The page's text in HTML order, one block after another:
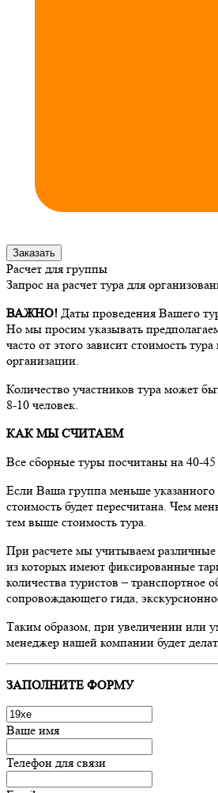
Заказать
Расчет для группы
Запрос на расчет тура для
ВАЖНО! Даты проведения Вашего
Но мы просим указывать
часто от этого зависит стоимость
организации.
Количество участников тура может
8-10 человек.
КАК МЫ СЧИТАЕМ
Все сборные туры посчитаны на 40-45
Если Ваша группа меньше указанного
стоимость будет пересчитана. Чем
тем выше стоимость тура.
При расчете мы учитываем различные
из которых имеют фиксированные
количества туристов – транспортное
сопровождающего гида,
Таким образом, при увеличении или
менеджер нашей компании будет
ЗАПОЛНИТЕ ФОРМУ
Ваше имя
Телефон для связи